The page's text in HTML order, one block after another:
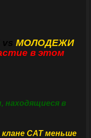
vs МОЛОДЕЖИ
в этом
находящиеся в
CAT меньше